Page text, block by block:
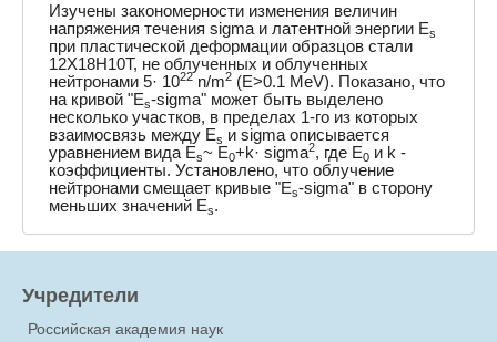
Изучены закономерности изменения величин
напряжения течения sigma и латентной энергии Es
при пластической деформации образцов стали
12X18H10T, не облученных и облученных
нейтронами 5· 1022 n/m2 (E>0.1 MeV). Показано, что
на кривой "Es-sigma" может быть выделено
несколько участков, в пределах 1-го из которых
взаимосвязь между Es и sigma описывается
уравнением вида Es~ E0+k· sigma2, где E0 и k -
коэффициенты. Установлено, что облучение
нейтронами смещает кривые "Es-sigma" в сторону
меньших значений Es.
Учредители
Российская академия наук